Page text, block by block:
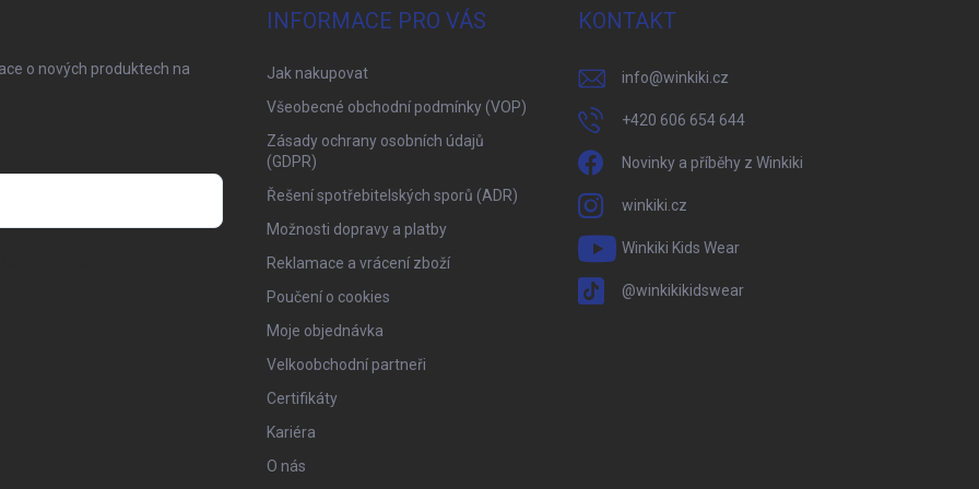
o nových produktech na
INFORMACE PRO VÁS
Jak nakupovat
Všeobecné obchodní podmínky (VOP)
Zásady ochrany osobních údajů
(GDPR)
Řešení spotřebitelských sporů (ADR)
Možnosti dopravy a platby
Reklamace a vrácení zboží
Poučení o cookies
Moje objednávka
Velkoobchodní partneři
Certifikáty
Kariéra
O nás
KONTAKT
info@winkiki.cz
+420 606 654 644
Novinky a příběhy z Winkiki
winkiki.cz
Winkiki Kids Wear
@winkikikidswear